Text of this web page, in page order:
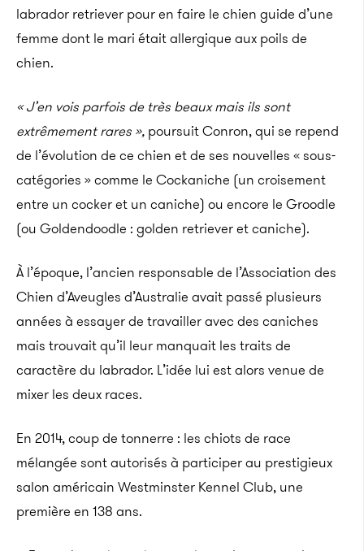
labrador retriever pour en faire le chien guide d’une
femme dont le mari était allergique aux poils de
chien.
« J’en vois parfois de très beaux mais ils sont
extrêmement rares », poursuit Conron, qui se repend
de l’évolution de ce chien et de ses nouvelles « sous-
catégories » comme le Cockaniche (un croisement
entre un cocker et un caniche) ou encore le Groodle
(ou Goldendoodle : golden retriever et caniche).
À l’époque, l’ancien responsable de l’Association des
Chien d’Aveugles d’Australie avait passé plusieurs
années à essayer de travailler avec des caniches
mais trouvait qu’il leur manquait les traits de
caractère du labrador. L’idée lui est alors venue de
mixer les deux races.
En 2014, coup de tonnerre : les chiots de race
mélangée sont autorisés à participer au prestigieux
salon américain Westminster Kennel Club, une
première en 138 ans.